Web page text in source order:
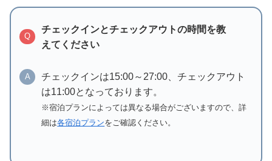
Q
チェックインとチェックアウトの時間を教
えてください
A
チェックインは15:00～27:00、チェックアウト
は11:00となっております。
※宿泊プランによっては異なる場合がございますので、詳
細は各宿泊プランをご確認ください。